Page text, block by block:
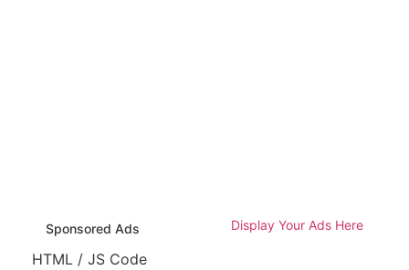
Sponsored Ads Display Your Ads Here
HTML / JS Code